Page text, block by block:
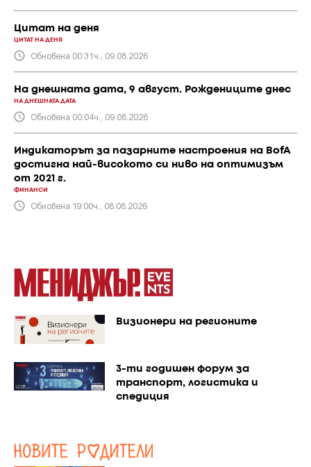
Цитат на деня
ЦИТАТ НА ДЕНЯ
Обновена 00:31ч., 09.08.2026
На днешната дата, 9 август. Рождениците днес
НА ДНЕШНАТА ДАТА
Обновена 00:04ч., 09.08.2026
Индикаторът за пазарните настроения на BofA
достигна най-високото си ниво на оптимизъм
от 2021 г.
ФИНАНСИ
Обновена 19:00ч., 08.08.2026
Визионери на регионите
3-ти годишен форум за
транспорт, логистика и
спедиция